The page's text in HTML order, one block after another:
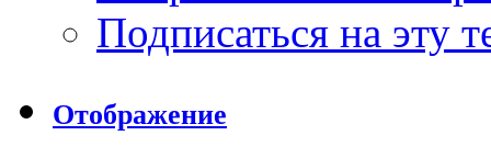
Подписаться на эту
Отображение